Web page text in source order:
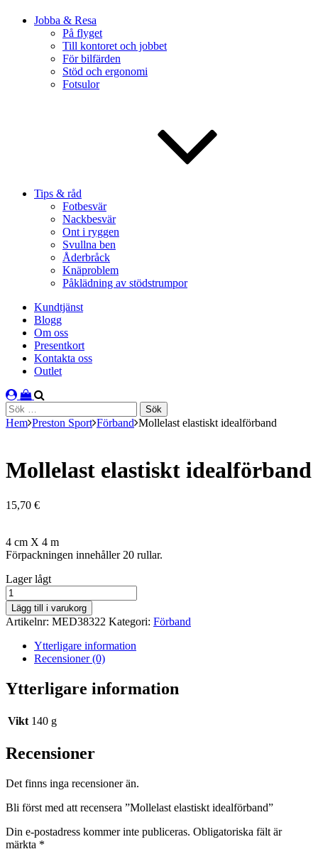
Jobba & Resa
På flyget
Till kontoret och jobbet
För bilfärden
Stöd och ergonomi
Fotsulor
Tips & råd
Fotbesvär
Nackbesvär
Ont i ryggen
Svullna ben
Åderbråck
Knäproblem
Påklädning av stödstrumpor
Kundtjänst
Blogg
Om oss
Presentkort
Kontakta oss
Outlet
Sök
efter:
Hem Preston Sport Förband Mollelast elastiskt idealförband
Mollelast elastiskt idealförband
15,70 €
4 cm X 4 m
Förpackningen innehåller 20 rullar.
lager
saldo
Lager lågt
Mollelast
elastiskt
idealförband
mängd
Lägg till i varukorg
Artikelnr: MED38322 Kategori: Förband
Ytterligare information
Recensioner (0)
Ytterligare information
Vikt 140 g
Recensioner
Det finns inga recensioner än.
Bli först med att recensera ”Mollelast elastiskt idealförband”
Din e-postadress kommer inte publiceras. Obligatoriska fält är
märkta *